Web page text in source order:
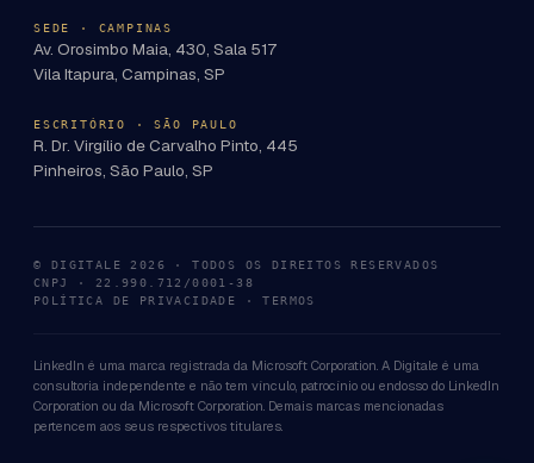
SEDE · CAMPINAS
Av. Orosimbo Maia, 430, Sala 517
Vila Itapura, Campinas, SP
ESCRITÓRIO · SÃO PAULO
R. Dr. Virgílio de Carvalho Pinto, 445
Pinheiros, São Paulo, SP
© DIGITALE 2026 · TODOS OS DIREITOS RESERVADOS
CNPJ · 22.990.712/0001-38
POLÍTICA DE PRIVACIDADE
·TERMOS
LinkedIn é uma marca registrada da Microsoft Corporation. A Digitale é uma
consultoria independente e não tem vínculo, patrocínio ou endosso do LinkedIn
Corporation ou da Microsoft Corporation. Demais marcas mencionadas
pertencem aos seus respectivos titulares.